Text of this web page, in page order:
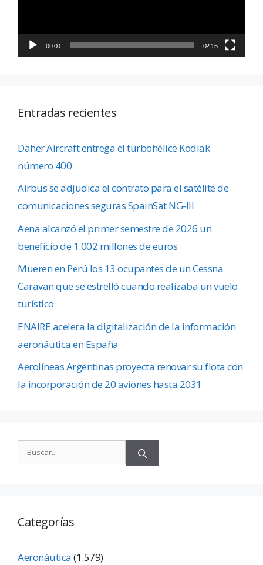
00:00 02:15
Entradas recientes
Daher Aircraft entrega el turbohélice Kodiak
número 400
Airbus se adjudica el contrato para el satélite de
comunicaciones seguras SpainSat NG-III
Aena alcanzó el primer semestre de 2026 un
beneficio de 1.002 millones de euros
Mueren en Perú los 13 ocupantes de un Cessna
Caravan que se estrelló cuando realizaba un vuelo
turístico
ENAIRE acelera la digitalización de la información
aeronáutica en España
Aerolíneas Argentinas proyecta renovar su flota con
la incorporación de 20 aviones hasta 2031
Categorías
Aeronáutica(1.579)